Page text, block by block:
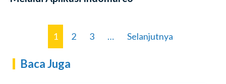
1 2 3 … Selanjutnya
Baca Juga